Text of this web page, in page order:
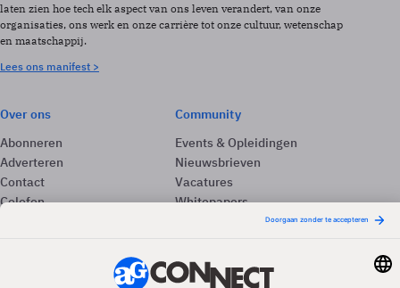
laten zien hoe tech elk aspect van ons leven verandert, van onze
organisaties, ons werk en onze carrière tot onze cultuur, wetenschap
en maatschappij.
Lees ons manifest >
Over ons
Abonneren
Adverteren
Contact
Colofon
Community
Events & Opleidingen
Nieuwsbrieven
Vacatures
Whitepapers